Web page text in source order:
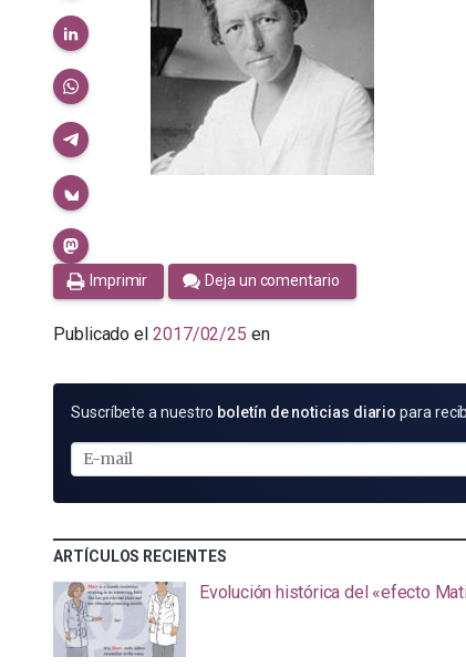
Imprimir Deja un comentario
Publicado el 2017/02/25 en
SUSCRÍBETE
E-
MAIL
Suscríbete a nuestro boletín de noticias diario para
ARTÍCULOS RECIENTES
Evolución histórica del «efecto